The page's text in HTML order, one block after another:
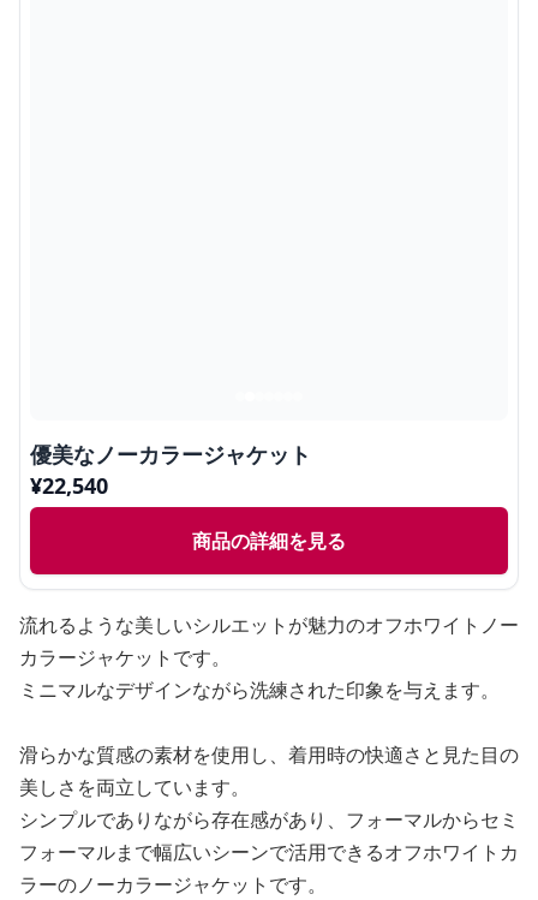
優美なノーカラージャケット
¥22,540
商品の詳細を見る
流れるような美しいシルエットが魅力のオフホワイトノー
カラージャケットです。
ミニマルなデザインながら洗練された印象を与えます。
滑らかな質感の素材を使用し、着用時の快適さと見た目の
美しさを両立しています。
シンプルでありながら存在感があり、フォーマルからセミ
フォーマルまで幅広いシーンで活用できるオフホワイトカ
ラーのノーカラージャケットです。